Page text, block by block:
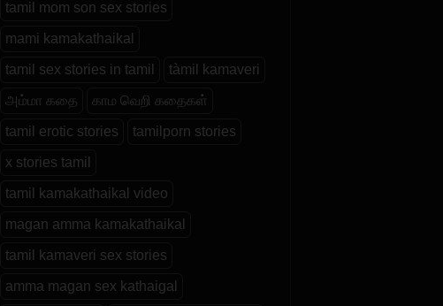
tamil mom son sex stories
mami kamakathaikal
tamil sex stories in tamil tàmil kamaveri
அம்மா கதை காம வெறி கதைகள்
tamil erotic stories tamilporn stories
x stories tamil
tamil kamakathaikal video
magan amma kamakathaikal
tamil kamaveri sex stories
amma magan sex kathaigal